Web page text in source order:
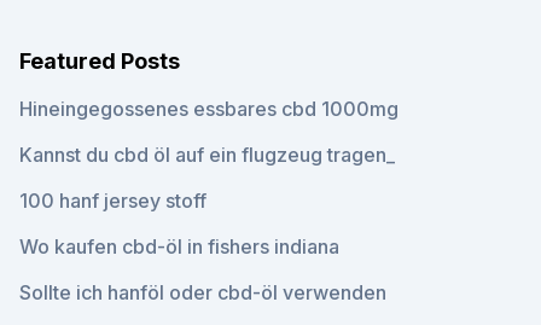
Featured Posts
Hineingegossenes essbares cbd 1000mg
Kannst du cbd öl auf ein flugzeug tragen_
100 hanf jersey stoff
Wo kaufen cbd-öl in fishers indiana
Sollte ich hanföl oder cbd-öl verwenden